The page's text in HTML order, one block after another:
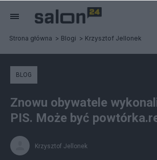
Strona główna Blogi Krzysztof Jellonek
BLOG
Znowu obywatele
PIS. Może być
Krzysztof Jellonek